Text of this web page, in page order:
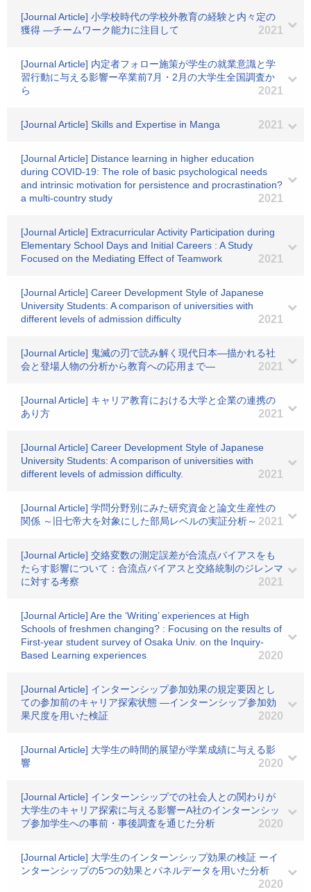
[Journal Article] 小学校時代の学校外教育の経験と内々定の
獲得 ―チームワーク能力に注目して
2021
[Journal Article] 内定者フォロー施策が学生の就業意識と学
習行動に与える影響ー卒業前7月・2月の大学生全国調査か
ら
2021
[Journal Article] Skills and Expertise in Manga 2021
[Journal Article] Distance learning in higher education
during COVID-19: The role of basic psychological needs
and intrinsic motivation for persistence and procrastination?
a multi-country study
2021
[Journal Article] Extracurricular Activity Participation during
Elementary School Days and Initial Careers : A Study
Focused on the Mediating Effect of Teamwork
2021
[Journal Article] Career Development Style of Japanese
University Students: A comparison of universities with
different levels of admission difficulty
2021
[Journal Article] 鬼滅の刃で読み解く現代日本―描かれる社
会と登場人物の分析から教育への応用まで―
2021
[Journal Article] キャリア教育における大学と企業の連携の
あり方
2021
[Journal Article] Career Development Style of Japanese
University Students: A comparison of universities with
different levels of admission difficulty.
2021
[Journal Article] 学問分野別にみた研究資金と論文生産性の
関係 ～旧七帝大を対象にした部局レベルの実証分析～ 2021
[Journal Article] 交絡変数の測定誤差が合流点バイアスをも
たらす影響について：合流点バイアスと交絡統制のジレンマ
に対する考察
2021
[Journal Article] Are the ‘Writing’ experiences at High
Schools of freshmen changing? : Focusing on the results of
First-year student survey of Osaka Univ. on the Inquiry-
Based Learning experiences
2020
[Journal Article] インターンシップ参加効果の規定要因とし
ての参加前のキャリア探索状態 ―インターンシップ参加効
果尺度を用いた検証
2020
[Journal Article] 大学生の時間的展望が学業成績に与える影
響
2020
[Journal Article] インターンシップでの社会人との関わりが
大学生のキャリア探索に与える影響ーA社のインターンシッ
プ参加学生への事前・事後調査を通じた分析
2020
[Journal Article] 大学生のインターンシップ効果の検証 ーイ
ンターンシップの5つの効果とパネルデータを用いた分析
2020